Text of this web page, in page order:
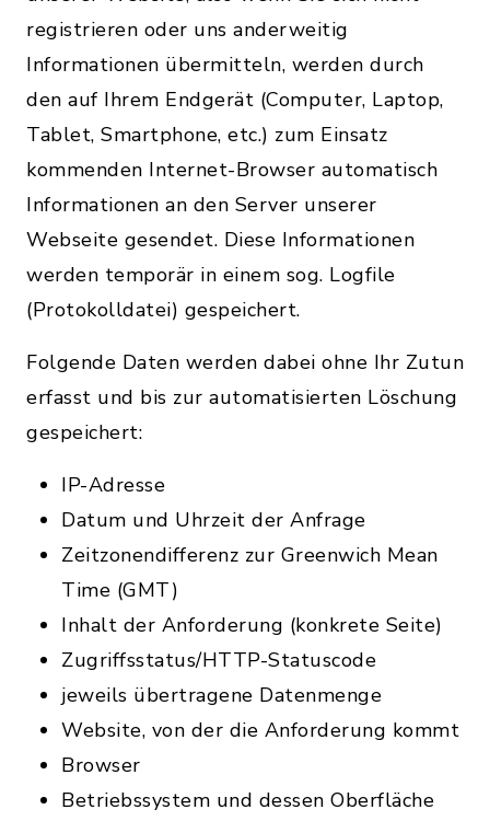
registrieren oder uns anderweitig
Informationen übermitteln, werden durch
den auf Ihrem Endgerät (Computer, Laptop,
Tablet, Smartphone, etc.) zum Einsatz
kommenden Internet-Browser automatisch
Informationen an den Server unserer
Webseite gesendet. Diese Informationen
werden temporär in einem sog. Logfile
(Protokolldatei) gespeichert.
Folgende Daten werden dabei ohne Ihr Zutun
erfasst und bis zur automatisierten Löschung
gespeichert:
IP-Adresse
Datum und Uhrzeit der Anfrage
Zeitzonendifferenz zur Greenwich Mean
Time (GMT)
Inhalt der Anforderung (konkrete Seite)
Zugriffsstatus/HTTP-Statuscode
jeweils übertragene Datenmenge
Website, von der die Anforderung kommt
Browser
Betriebssystem und dessen Oberfläche